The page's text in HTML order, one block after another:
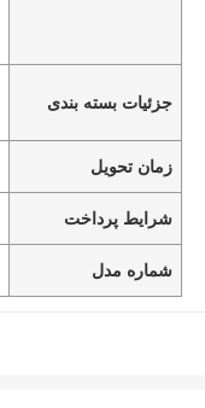
جزئیات بسته بندی
زمان تحویل
شرایط پرداخت
شماره مدل